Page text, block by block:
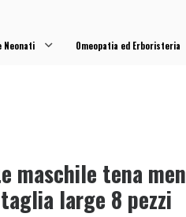
Neonati Omeopatia ed Erboristeria
maschile tena men
large 8 pezzi
al 40% valido oggi!